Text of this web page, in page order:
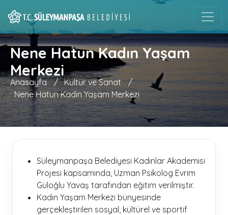
Nene Hatun Kadın Yaşam
Merkezi
Anasayfa / Kültür ve Sanat /
Nene Hatun Kadın Yaşam Merkezi
Süleymanpaşa Belediyesi Kadınlar Akademisi
Projesi kapsamında, Uzman Psikolog Evrim
Güloğlu Yavaş tarafından eğitim verilmiştir.
Kadın Yaşam Merkezi bünyesinde
gerçekleştirilen sosyal, kültürel ve sportif